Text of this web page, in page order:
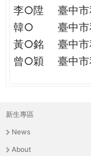
李○陞
臺中
韓○
臺中
黃○銘
臺中
曾○穎
臺中
主
選
新生專區
News
About